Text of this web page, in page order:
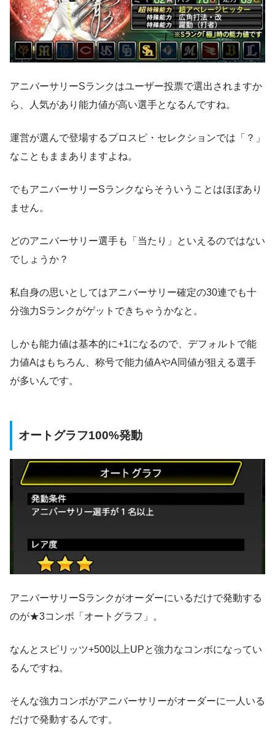
アニバーサリーSランクはユーザー投票で選出されますか
ら、人気があり能力値が高い選手となるんですね。
運営が選んで登場するプロスピ・セレクションでは「？」
なこともままありますよね。
でもアニバーサリーSランクならそういうことはほぼあり
ません。
どのアニバーサリー選手も「当たり」といえるのではない
でしょうか？
私自身の思いとしてはアニバーサリー確定の30連でも十
分強力Sランクがゲットできちゃうかなと。
しかも能力値は基本的に+1になるので、デフォルトで能
力値Aはもちろん、称号で能力値AやA同値が狙える選手
が多いんです。
オートグラフ100%発動
アニバーサリーSランクがオーダーにいるだけで発動する
のが★3コンボ「オートグラフ」。
なんとスピリッツ+500以上UPと強力なコンボになってい
るんですね。
そんな強力コンボがアニバーサリーがオーダーに一人いる
だけで発動するんです。